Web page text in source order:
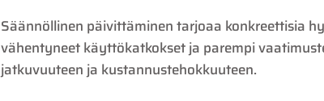
Säännöllinen päivittäminen tarjoaa konkreettisia
vähentyneet käyttökatkokset ja parempi
jatkuvuuteen ja kustannustehokkuuteen.